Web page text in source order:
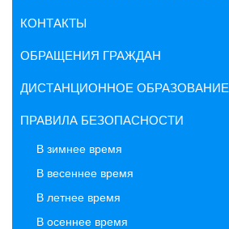
КОНТАКТЫ
ОБРАЩЕНИЯ ГРАЖДАН
ДИСТАНЦИОННОЕ ОБРАЗОВАНИЕ
ПРАВИЛА БЕЗОПАСНОСТИ
В зимнее время
В весеннее время
В летнее время
В осеннее время